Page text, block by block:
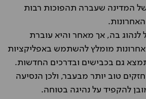
המדינה שעברה תהפוכות רבות
לנהוג בה, אך מאחר והיא עוברת
מומלץ להשתמש באפליקציות
גם בכבישים ובדרכים החדשות.
טוב יותר מבעבר, ולכן הנסיעה
להקפיד על נהיגה בטוחה.